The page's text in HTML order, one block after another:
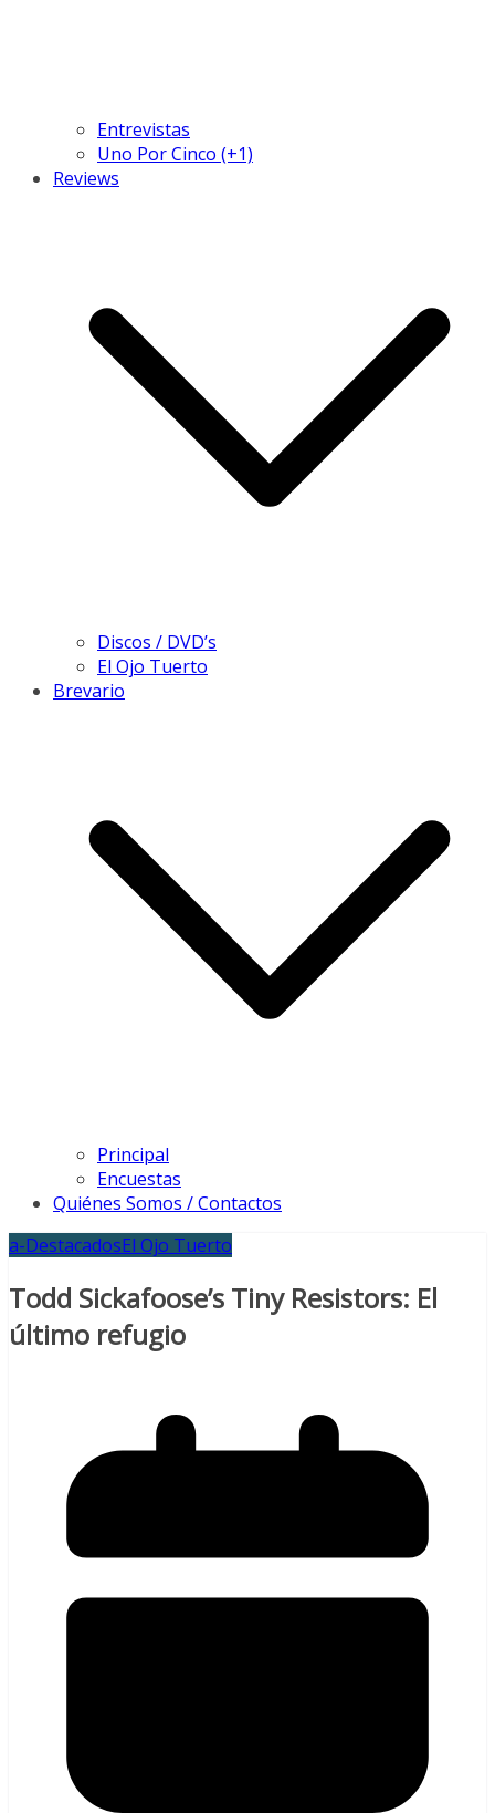
Entrevistas
Uno Por Cinco (+1)
Reviews
Discos / DVD’s
El Ojo Tuerto
Brevario
Principal
Encuestas
Quiénes Somos / Contactos
a-DestacadosEl Ojo Tuerto
Todd Sickafoose’s Tiny Resistors: El
último refugio